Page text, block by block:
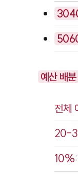
예산 배
전체
20-
10%: